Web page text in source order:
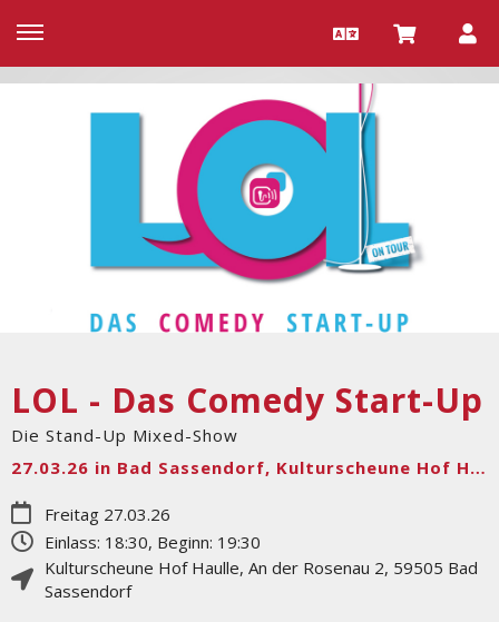
LOL - Das Comedy Start-Up
Die Stand-Up Mixed-Show
27.03.26 in Bad Sassendorf, Kulturscheune Hof Haulle
Freitag 27.03.26
Einlass: 18:30, Beginn: 19:30
Kulturscheune Hof Haulle, An der Rosenau 2, 59505 Bad
Sassendorf